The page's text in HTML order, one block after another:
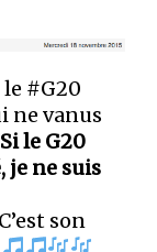
#G20
ne vanus
le G20
je ne suis
son